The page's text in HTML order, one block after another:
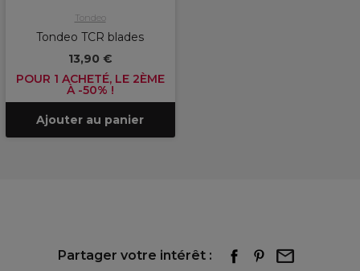
Tondeo
Tondeo TCR blades
13,90 €
POUR 1 ACHETÉ, LE 2ÈME
À -50% !
Ajouter au panier
Partager votre intérêt :